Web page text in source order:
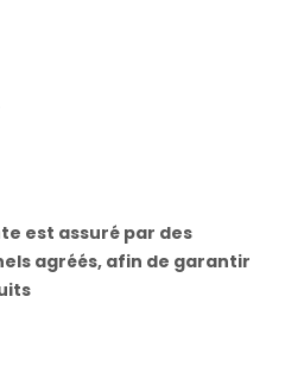
est assuré par des
agréés, afin de garantir